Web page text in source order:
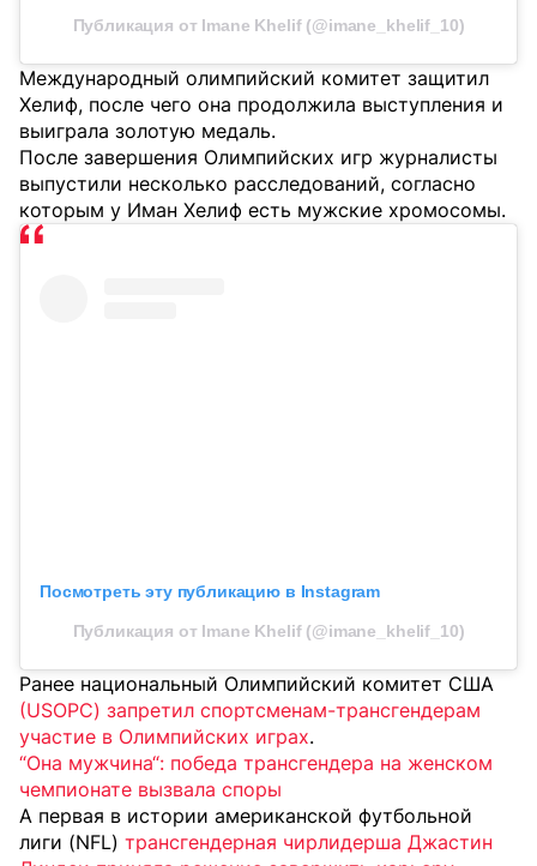
Публикация от Imane Khelif (@imane_khelif_10)
Международный олимпийский комитет защитил
Хелиф, после чего она продолжила выступления и
выиграла золотую медаль.
После завершения Олимпийских игр журналисты
выпустили несколько расследований, согласно
которым у Иман Хелиф есть мужские хромосомы.
Посмотреть эту публикацию в Instagram
Публикация от Imane Khelif (@imane_khelif_10)
Ранее национальный Олимпийский комитет США
(USOPC) запретил спортсменам-трансгендерам
участие в Олимпийских играх.
“Она мужчина“: победа трансгендера на женском
чемпионате вызвала споры
А первая в истории американской футбольной
лиги (NFL) трансгендерная чирлидерша Джастин